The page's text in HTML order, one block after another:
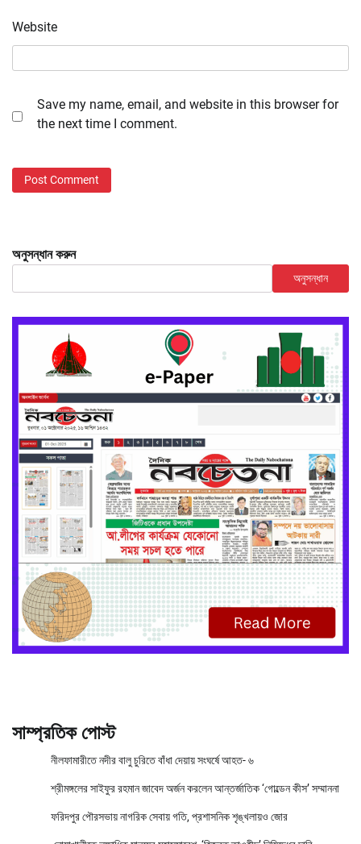
Website
Save my name, email, and website in this browser for
the next time I comment.
অনুসন্ধান করুন
অনুসন্ধান
সাম্প্রতিক পোস্ট
নীলফামারীতে নদীর বালু চুরিতে বাঁধা দেয়ায় সংঘর্ষে আহত- ৬
শ্রীমঙ্গলের সাইফুর রহমান জাবেদ অর্জন করলেন আন্তর্জাতিক ‘গোল্ডেন কীস’ সম্মাননা
ফরিদপুর পৌরসভায় নাগরিক সেবায় গতি, প্রশাসনিক শৃঙ্খলায়ও জোর